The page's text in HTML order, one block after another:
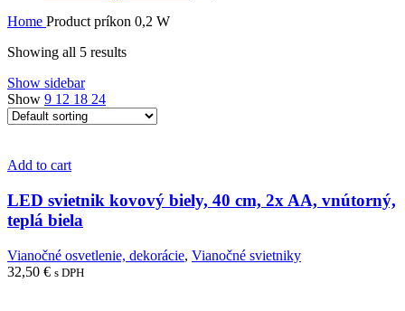
Home Product príkon 0,2 W
Showing all 5 results
Show sidebar
Show 9 12 18 24
Add to cart
LED svietnik kovový biely, 40 cm, 2x AA, vnútorný,
teplá biela
Vianočné osvetlenie, dekorácie, Vianočné svietniky
32,50 € s DPH